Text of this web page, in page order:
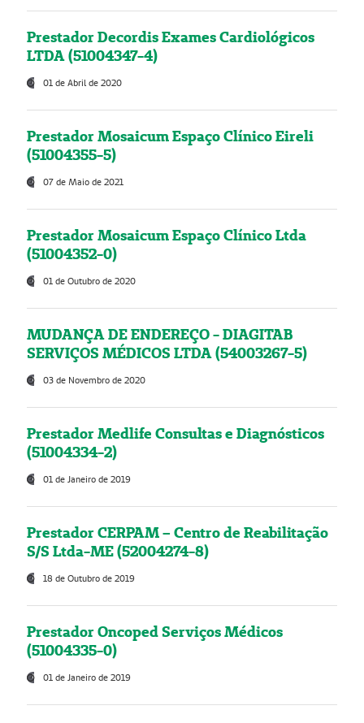
Prestador Decordis Exames Cardiológicos
LTDA (51004347-4)
01 de Abril de 2020
Prestador Mosaicum Espaço Clínico Eireli
(51004355-5)
07 de Maio de 2021
Prestador Mosaicum Espaço Clínico Ltda
(51004352-0)
01 de Outubro de 2020
MUDANÇA DE ENDEREÇO - DIAGITAB
SERVIÇOS MÉDICOS LTDA (54003267-5)
03 de Novembro de 2020
Prestador Medlife Consultas e Diagnósticos
(51004334-2)
01 de Janeiro de 2019
Prestador CERPAM – Centro de Reabilitação
S/S Ltda-ME (52004274-8)
18 de Outubro de 2019
Prestador Oncoped Serviços Médicos
(51004335-0)
01 de Janeiro de 2019